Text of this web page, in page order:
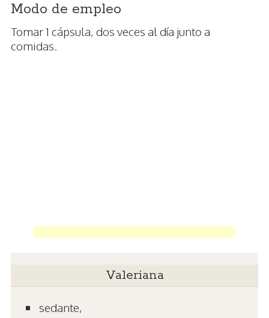
Modo de empleo
Tomar 1 cápsula, dos veces al día junto a
comidas.
Valeriana
sedante,